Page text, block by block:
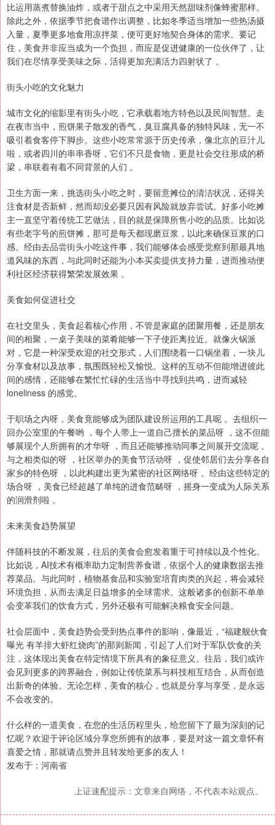
比运用蒸煮替换油炸，或者于甜点之中采用天然甜味剂像蜂蜜那样。
除此之外，依据季节把食谱作出调整，比如冬季适当增加一些热汤摄
入量，夏季更多地食用凉拌菜，便可更好地契合身体的需求。要记
住，美食并非应当成为一个负担，而应是促进健康的一位伙伴了，让
我们在尽情享受美味之际，活得更加充满活力四射状了 。
街头小吃的文化魅力
城市文化的缩影里有街头小吃，它承载着地方特色以及民间智慧。走
在夜市当中，煎饼果子散发的香气，臭豆腐具备的独特风味，无一不
吸引着食客停下脚步。这些小吃常常源于历史传承，像北京的豆汁儿
啦，或者四川的串串香呀，它们不只是食物，更是社会交往形成的桥
梁，串联着有着不同背景的人们 。
卫生方面一来，挑选街头小吃之时，要留意摊位的清洁状况，还得关
注食材是否新鲜，然而却没必要只因有风险就放弃尝试。好多小吃摊
主一直坚守着传统工艺做法，目的就是保障所售小吃的品质。比如说
有些老字号的煎饼摊，那可是每天都现磨豆浆，以此来确保豆浆的口
感。经由去品尝街头小吃这件事，我们能够体会感受觉察到那最具地
道风味的东西，与此同时还能为小本买卖提供支持力量，进而推动便
利社区经济获得繁荣发展效果 。
美食如何促进社交
在社交里头，美食起着核心作用，不管是家庭的团聚用餐，还是朋友
间的相聚，一桌子美味的菜肴能够一下子使距离拉近。就像火锅派
对，它是一种深受欢迎的社交形式，人们围绕着一口锅坐着，一块儿
分享食材以及故事，氛围既轻松又愉悦。这样的互动不但能增进彼此
间的感情，还能够在繁忙忙碌的生活当中寻找到共鸣，进而减轻
loneliness 的感觉。
于职场之内呀，美食竟能够成为团队建设所运用的工具呢 。去组织一
回办公室里的午餐哟 ，每个人带上一道自己擅长的菜品呀 ，这不但能
够展现个人所拥有的才华呀 ，而且还能够推动同事之间展开交流呢 。
与之相类似的呀 ，社区举办的美食节活动呀 ，促使邻居们去分享各自
家乡的特色呀 ，以此构建出更为紧密的社区网络呀 。经由这些特定的
场合呀 ，美食已经超越了单纯的进食范畴呀 ，摇身一变成为人际关系
的润滑剂啦 。
未来美食趋势展望
伴随科技的不断发展，往后的美食会愈发着重于可持续以及个性化。
比如说，AI技术有概率助力定制营养食谱，依据个人的健康数据去推
荐菜品。与此同时，植物基食品和实验室培育肉类的兴起，将会减轻
环境负担，从而去满足日益增多的全球需求。这般诸多的创新不单单
会变革我们的饮食方式，另外还极有可能解决粮食安全问题。
社会层面中，美食趋势会受到热点事件的影响，像最近，“福建舰伙食
曝光 有羊排大虾红烧肉”的那则新闻，引起了人们对于军队饮食的关
注，这体现出美食在特定情境下所具有的象征意义。往后，我们或许
会见到更多的跨界融合，例如让传统菜系与科技相互结合，从而创造
出新奇的体验。无论怎样，美食的核心，也就是分享与享受，是永远
不会改变的。
什么样的一道美食，在您的生活历程里头，给您留下了最为深刻的记
忆呢？欢迎于评论区域分享您所拥有的故事，要是对这一篇文章怀有
喜爱之情，那就请点赞并且转发给更多的友人！
发布于：河南省
上证速配提示：文章来自网络，不代表本站观点。